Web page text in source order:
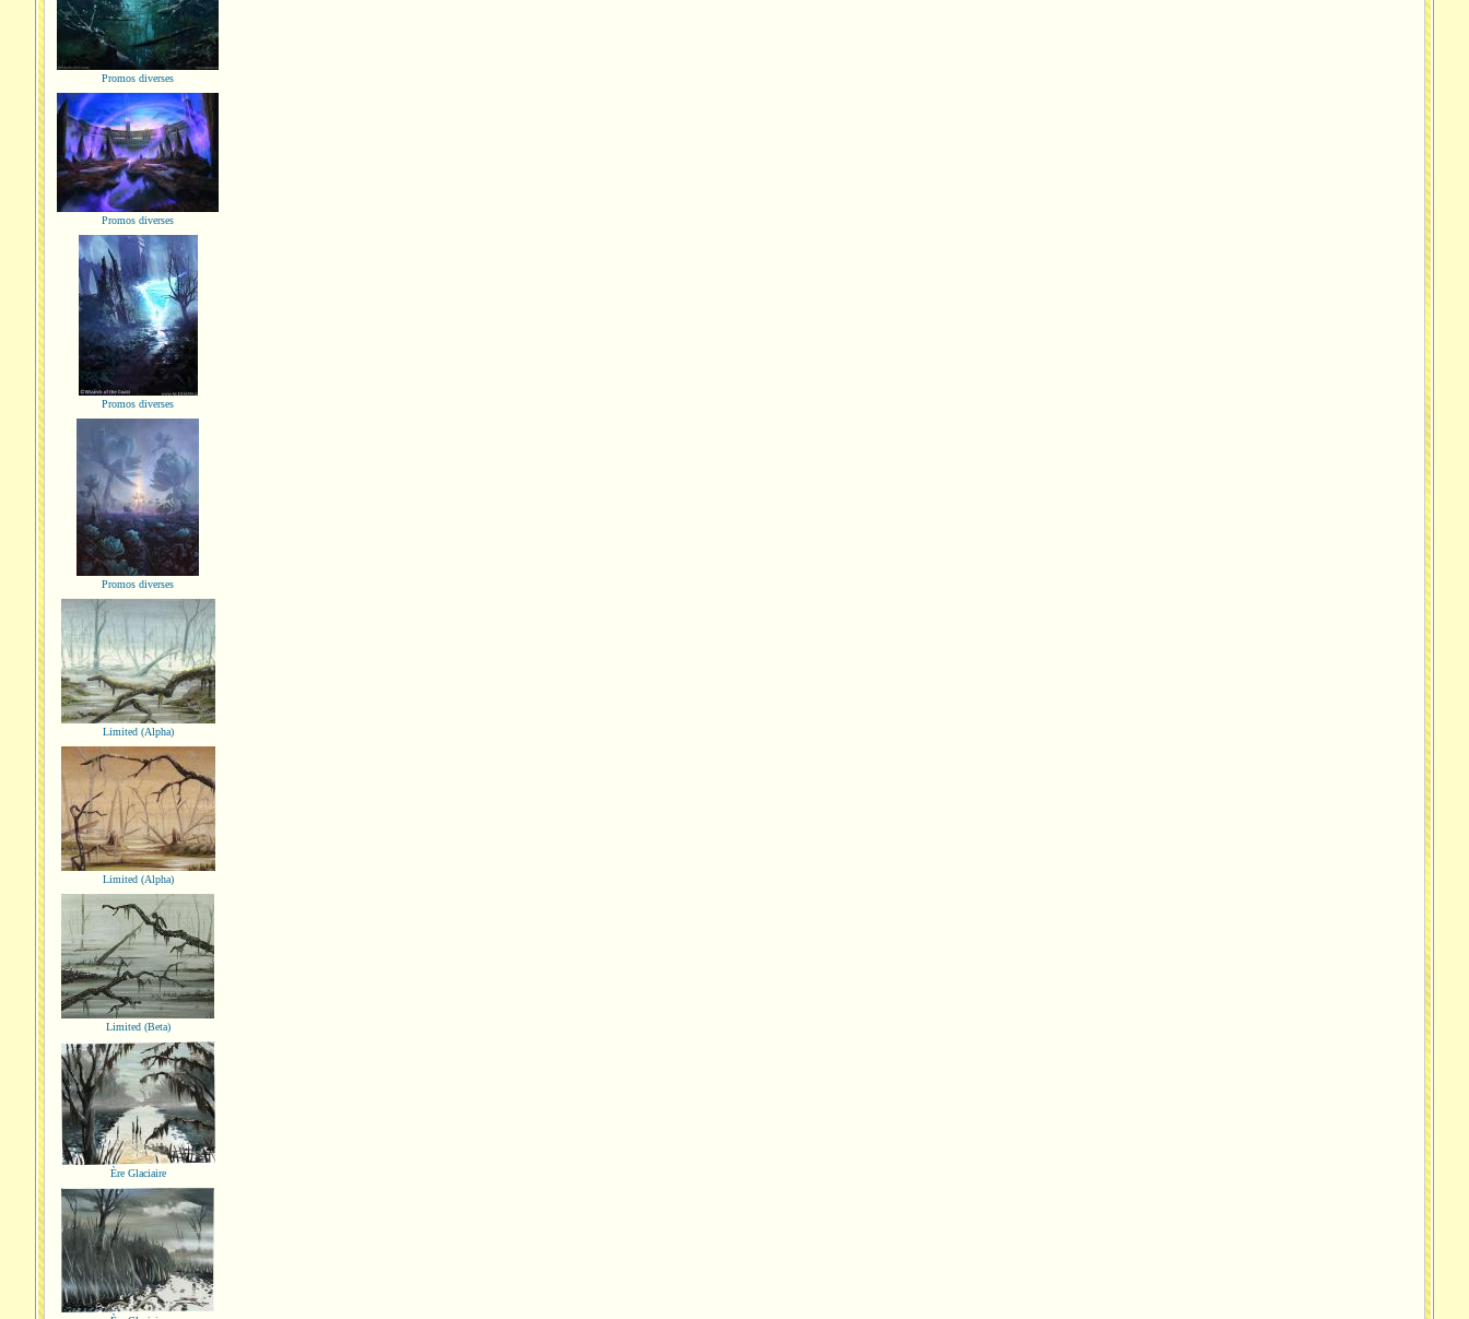
Promos diverses
Promos diverses
Promos diverses
Promos diverses
Limited (Alpha)
Limited (Alpha)
Limited (Beta)
Ère Glaciaire